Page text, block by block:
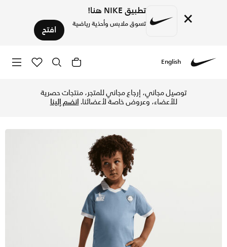
× تطبيق NIKE هنا!
تسوق ملابس وأحذية رياضية افتح
English
توصيل مجاني، إرجاع مجاني للمتجر، منتجات حصرية
للأعضاء، وعروض خاصة لأعضائنا.انضم إلينا